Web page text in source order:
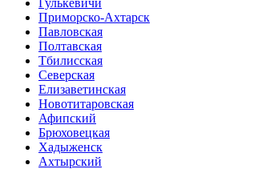
Приморско-Ахтарск
Павловская
Полтавская
Тбилисская
Северская
Елизаветинская
Новотитаровская
Афипский
Брюховецкая
Хадыженск
Ахтырский